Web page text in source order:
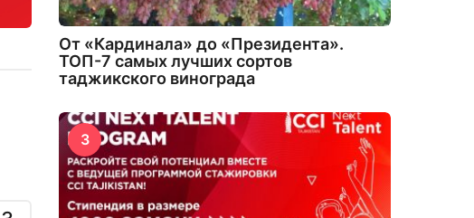
От «Кардинала» до «Президента».
ТОП-7 самых лучших сортов
таджикского винограда
3